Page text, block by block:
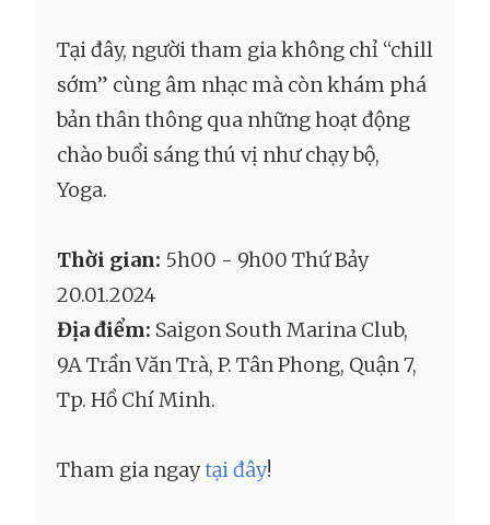
Tại đây, người tham gia không chỉ “chill
sớm” cùng âm nhạc mà còn khám phá
bản thân thông qua những hoạt động
chào buổi sáng thú vị như chạy bộ,
Yoga.
Thời gian: 5h00 - 9h00 Thứ Bảy
20.01.2024
Địa điểm: Saigon South Marina Club,
9A Trần Văn Trà, P. Tân Phong, Quận 7,
Tp. Hồ Chí Minh.
Tham gia ngaytại đây!